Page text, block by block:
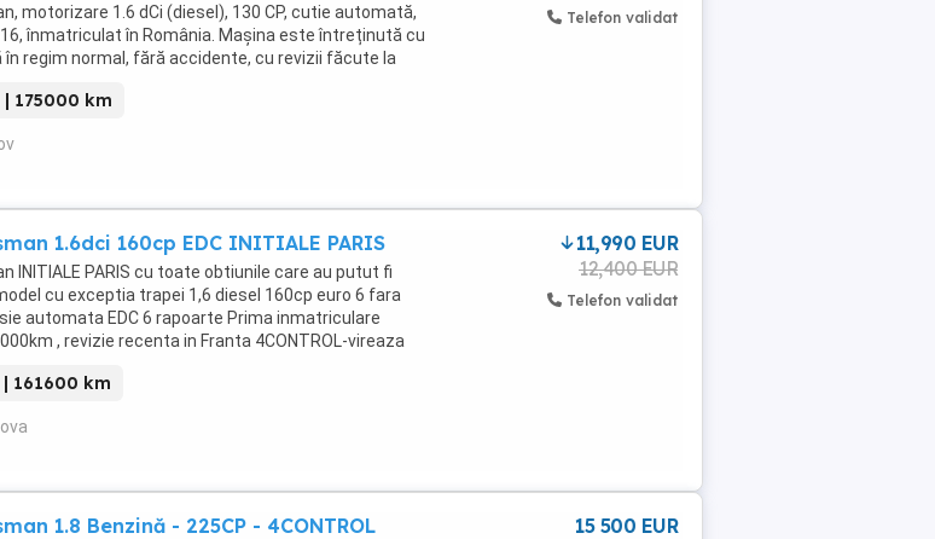
motorizare 1.6 dCi (diesel), 130 CP, cutie automată,
înmatriculat în România. Mașina este întreținută cu
regim normal, fără accidente, cu revizii făcute la
175000 km
Telefon validat
1.6dci 160cp EDC INITIALE PARIS
INITIALE PARIS cu toate obtiunile care au putut fi
cu exceptia trapei 1,6 diesel 160cp euro 6 fara
automata EDC 6 rapoarte Prima inmatriculare
, revizie recenta in Franta 4CONTROL-vireaza
161600 km
11,990 EUR
12,400 EUR
Telefon validat
1.8 Benzină - 225CP - 4CONTROL 15 500 EUR